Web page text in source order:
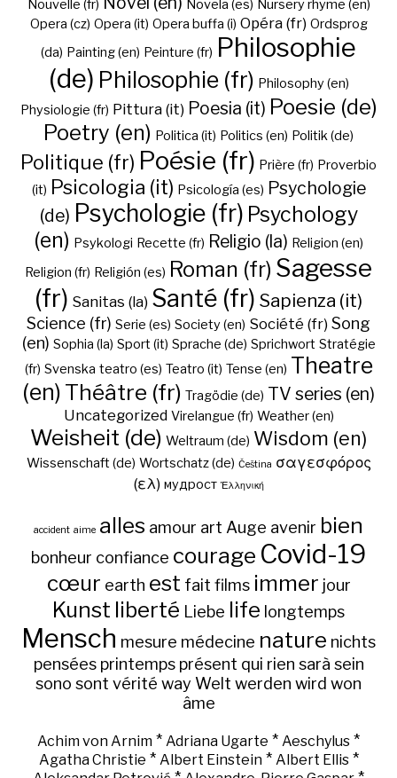
Nouvelle (fr) Novela (es) Nursery rhyme (en)
Opera (cz) Opera (it) Opera buffa (i) Opéra (fr) Ordsprog
(da) Painting (en) Peinture (fr) Philosophie
(de) Philosophie (fr) Philosophy (en)
Physiologie (fr) Pittura (it) Poesia (it) Poesie (de)
Poetry (en) Politica (it) Politics (en) Politik (de)
Politique (fr) Poésie (fr) Prière (fr) Proverbio
(it) Psicologia (it) Psicología (es) Psychologie
(de) Psychologie (fr) Psychology
(en) Psykologi Recette (fr) Religio (la) Religion (en)
Religion (fr) Religión (es) Roman (fr) Sagesse
(fr) Sanitas (la) Santé (fr) Sapienza (it)
Science (fr) Serie (es) Society (en) Société (fr) Song
(en) Sophia (la) Sport (it) Sprache (de) Sprichwort Stratégie
(fr) Svenska teatro (es) Teatro (it) Tense (en) Theatre
(en) Théâtre (fr) Tragödie (de) TV series (en)
Uncategorized Virelangue (fr) Weather (en)
Weisheit (de) Weltraum (de) Wisdom (en)
Wissenschaft (de) Wortschatz (de) Čeština σαγεσφόρος
(ελ) мудрост Ἑλληνική
accident aime alles amour art Auge avenir bien
bonheur confiance courage Covid-19
cœur earth est fait films immer jour
Kunst liberté Liebe life longtemps
Mensch mesure médecine nature nichts
pensées printemps présent qui rien sarà sein
sono sont vérité way Welt werden wird won
âme
Achim von Arnim * Adriana Ugarte * Aeschylus *
Agatha Christie * Albert Einstein* Albert Ellis*